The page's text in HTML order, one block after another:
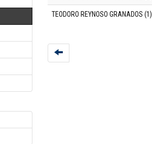
TEODORO REYNOSO GRANADOS (1)